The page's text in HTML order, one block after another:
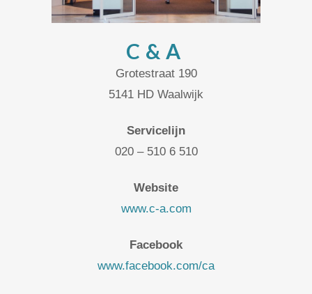
C&A
Grotestraat 190
5141 HD Waalwijk
Servicelijn
020 – 510 6 510
Website
www.c-a.com
Facebook
www.facebook.com/ca